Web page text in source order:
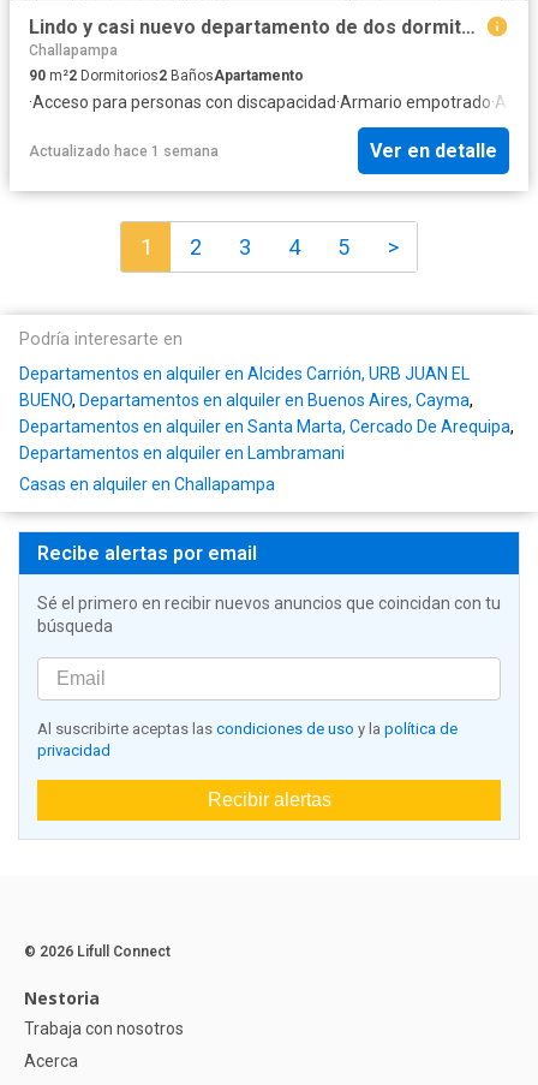
Lindo y casi nuevo departamento de dos dormitorios y 2.5 baños
Challapampa
90 m²2 Dormitorios2 BañosApartamento
·Acceso para personas con discapacidad·Armario empotrado·
Actualizado hace 1 semana Ver en detalle
1 2 3 4 5 >
Podría interesarte en
Departamentos en alquiler en Alcides Carrión, URB JUAN EL
BUENO, Departamentos en alquiler en Buenos Aires, Cayma,
Departamentos en alquiler en Santa Marta, Cercado De Arequipa,
Departamentos en alquiler en Lambramani
Casas en alquiler en Challapampa
Recibe alertas por email
Sé el primero en recibir nuevos anuncios que coincidan con tu
búsqueda
Al suscribirte aceptas las condiciones de uso y la política de
privacidad
Recibir alertas
© 2026 Lifull Connect
Nestoria
Trabaja con nosotros
Acerca